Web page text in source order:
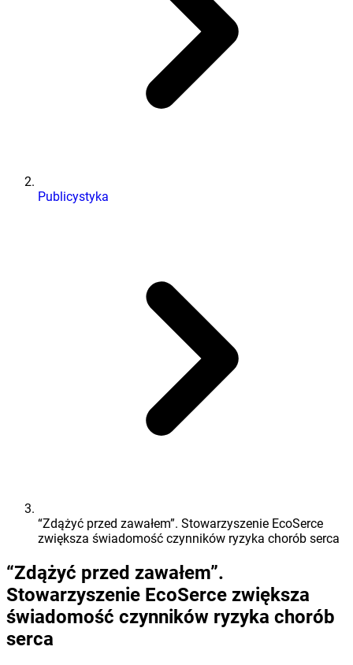
Publicystyka
“Zdążyć przed zawałem”. Stowarzyszenie EcoSerce
zwiększa świadomość czynników ryzyka chorób serca
“Zdążyć przed zawałem”.
Stowarzyszenie EcoSerce zwiększa
świadomość czynników ryzyka chorób
serca